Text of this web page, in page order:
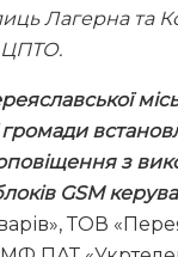
Лагерна та
ЦПТО.
громади
з
GSM
ТОВ